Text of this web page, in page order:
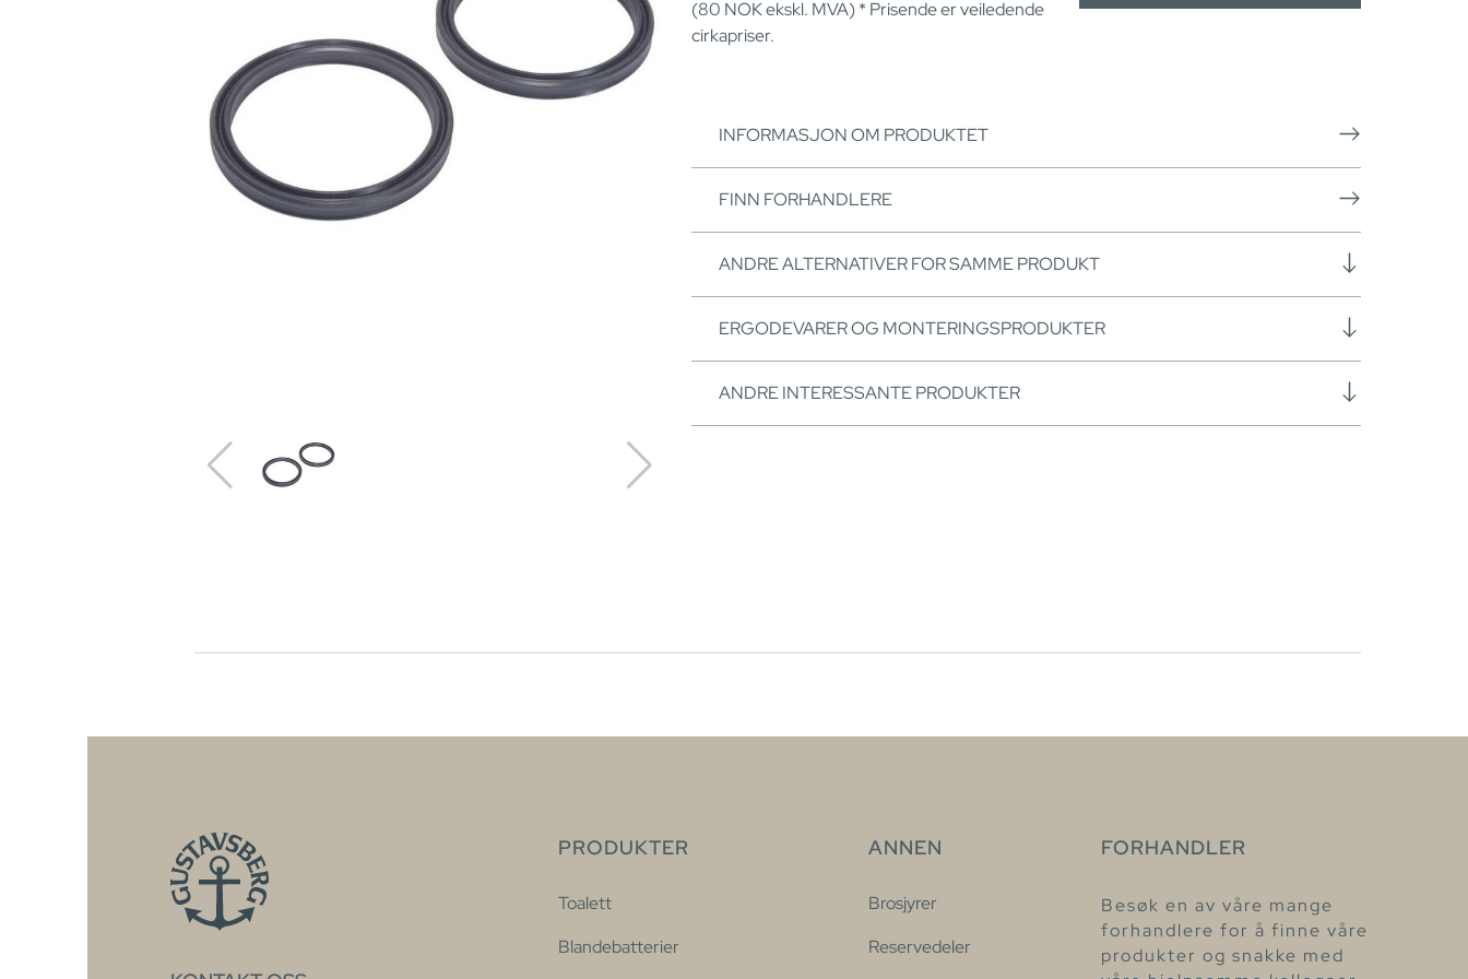
(80 NOKekskl. MVA) * Prisende er veiledende
cirkapriser.
INFORMASJON OM PRODUKTET
FINN FORHANDLERE
ANDRE ALTERNATIVER FOR SAMME PRODUKT
ERGODEVARER OG MONTERINGSPRODUKTER
ANDRE INTERESSANTE PRODUKTER
PRODUKTER
Toalett
Blandebatterier
ANNEN
Brosjyrer
Reservedeler
FORHANDLER
Besøk en av våre mange
forhandlere for å finne våre
produkter og snakke med